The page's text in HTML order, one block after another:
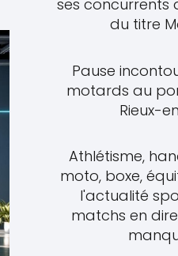
ses concurrents
du titre
Pause
motards au
Rieux-
Athlétisme,
moto, boxe,
l'actualité
matchs en